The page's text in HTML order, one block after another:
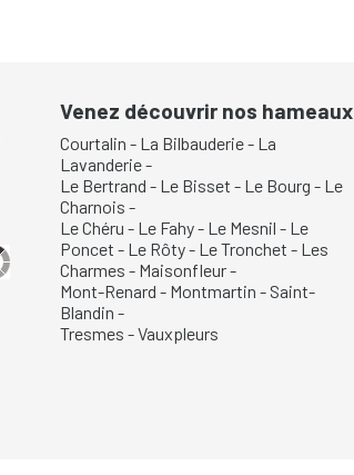
Venez découvrir nos hameaux
Courtalin - La Bilbauderie- La
Lavanderie-
Le Bertrand - Le Bisset - Le Bourg - Le
Charnois -
Le Chéru - Le Fahy- Le Mesnil - Le
Poncet - Le Rôty- Le Tronchet - Les
Charmes - Maisonfleur-
Mont-Renard - Montmartin - Saint-
Blandin -
Tresmes -Vauxpleurs